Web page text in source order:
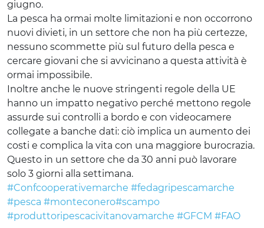
giugno.
La pesca ha ormai molte limitazioni e non occorrono
nuovi divieti, in un settore che non ha più certezze,
nessuno scommette più sul futuro della pesca e
cercare giovani che si avvicinano a questa attività è
ormai impossibile.
Inoltre anche le nuove stringenti regole della UE
hanno un impatto negativo perché mettono regole
assurde sui controlli a bordo e con videocamere
collegate a banche dati: ciò implica un aumento dei
costi e complica la vita con una maggiore burocrazia.
Questo in un settore che da 30 anni può lavorare
solo 3 giorni alla settimana.
#Confcooperativemarche #fedagripescamarche
#pesca #monteconero#scampo
#produttoripescacivitanovamarche #GFCM #FAO